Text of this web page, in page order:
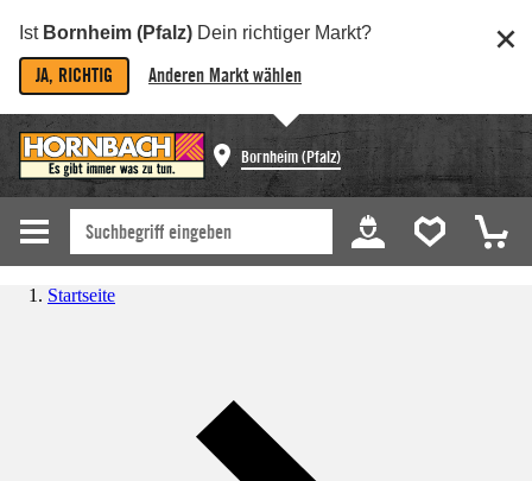
Ist Bornheim (Pfalz) Dein richtiger Markt?
JA, RICHTIG Anderen Markt wählen
Bornheim (Pfalz)
Startseite